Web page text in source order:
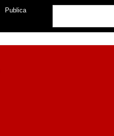
Publica